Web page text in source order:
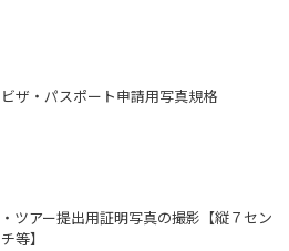
ザ・パスポート申請用写真規格
ツアー提出用証明写真の撮影【縦７セン
等】